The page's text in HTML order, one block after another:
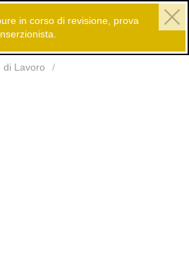
di Lavoro
in corso di revisione, prova